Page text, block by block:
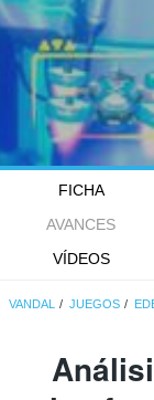
FICHA
AVANCES
VÍDEOS
VANDAL JUEGOS